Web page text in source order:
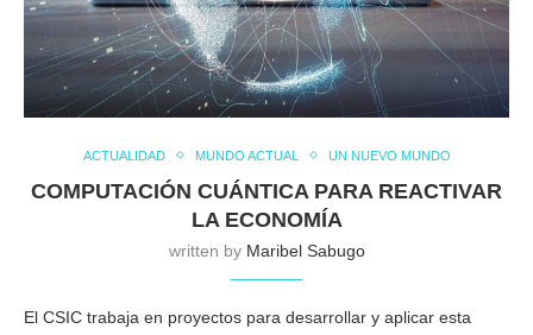
ACTUALIDAD MUNDO ACTUAL UN NUEVO MUNDO
COMPUTACIÓN CUÁNTICA PARA REACTIVAR
LA ECONOMÍA
written by Maribel Sabugo
El CSIC trabaja en proyectos para desarrollar y aplicar esta